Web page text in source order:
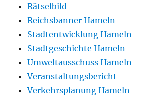
Rätselbild
Reichsbanner Hameln
Stadtentwicklung Hameln
Stadtgeschichte Hameln
Umweltausschuss Hameln
Veranstaltungsbericht
Verkehrsplanung Hameln